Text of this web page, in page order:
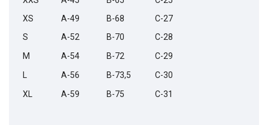
XS
A-49 B-68
C-27
S
A-52 B-70
C-28
M
A-54 B-72
C-29
L
A-56 B-73,5
C-30
XL
A-59 B-75 C-31